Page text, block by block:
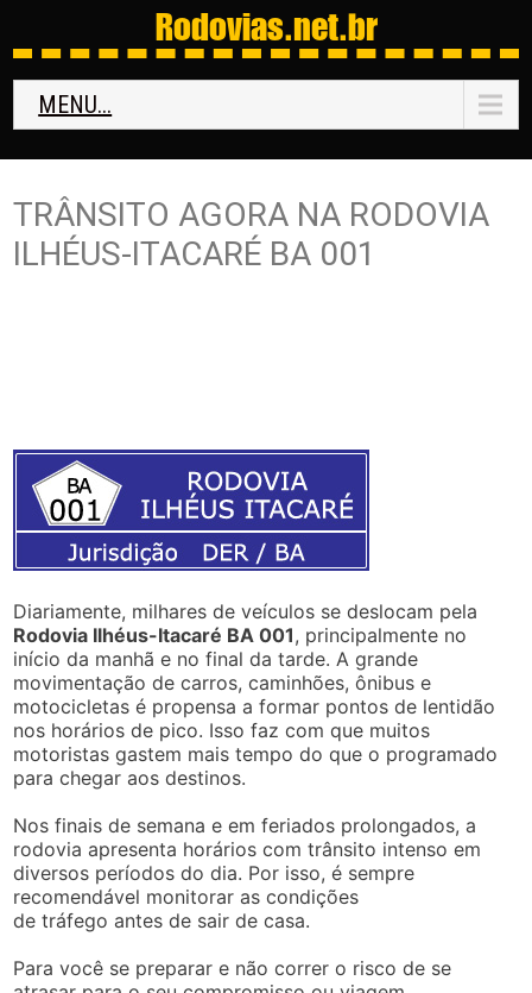
Rodovias.net.br
MENU...
TRÂNSITO AGORA NA RODOVIA
ILHÉUS-ITACARÉ BA 001
Diariamente, milhares de veículos se deslocam pela
Rodovia Ilhéus-Itacaré BA 001, principalmente no
início da manhã e no final da tarde. A grande
movimentação de carros, caminhões, ônibus e
motocicletas é propensa a formar pontos de lentidão
nos horários de pico. Isso faz com que muitos
motoristas gastem mais tempo do que o programado
para chegar aos destinos.
Nos finais de semana e em feriados prolongados, a
rodovia apresenta horários com trânsito intenso em
diversos períodos do dia. Por isso, é sempre
recomendável monitorar as condições
de tráfego antes de sair de casa.
Para você se preparar e não correr o risco de se